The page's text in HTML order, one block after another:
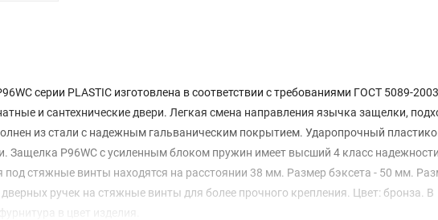
серии PLASTIC изготовлена в соответствии с требованиями ГОСТ 5089-
и сантехнические двери. Легкая смена направления язычка защелки,
из стали с надежным гальваническим покрытием. Ударопрочный
Защелка P96WC с усиленным блоком пружин имеет высший 4 класс надежности
стяжные винты находятся на расстоянии 38 мм. Размер бэксета - 50 мм.
ручек на стяжные винты для более прочного крепления. Цвет: бронза. В
в цвет изделия.